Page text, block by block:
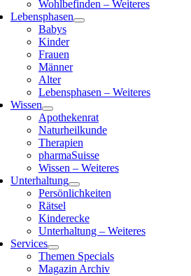
Wohlbefinden – Weiteres
Lebensphasen
Babys
Kinder
Frauen
Männer
Alter
Lebensphasen – Weiteres
Wissen
Apothekenrat
Naturheilkunde
Therapien
pharmaSuisse
Wissen – Weiteres
Unterhaltung
Persönlichkeiten
Rätsel
Kinderecke
Unterhaltung – Weiteres
Services
Themen Specials
Magazin Archiv